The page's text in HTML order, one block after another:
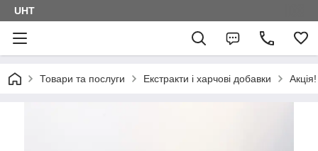
UHT
Товари та послуги Екстракти і харчові добавки